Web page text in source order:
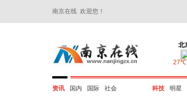
南京在线 欢迎您！
资讯 国内 国际
社会
科技 明星